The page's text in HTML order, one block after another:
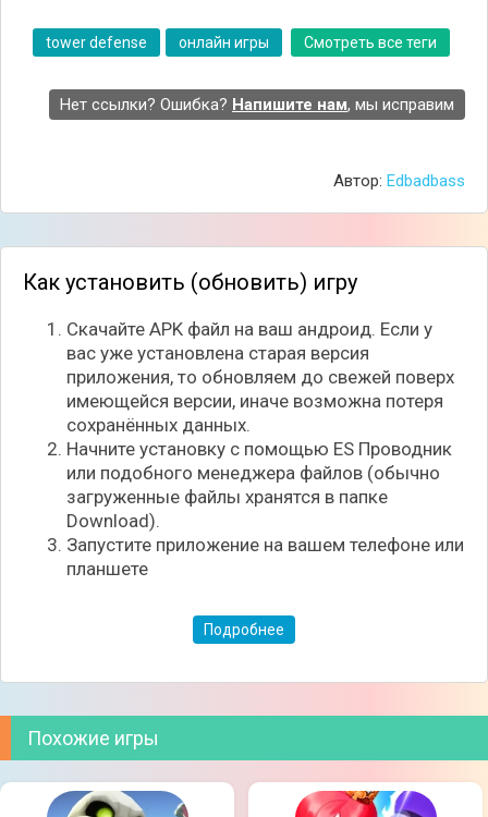
новые юниты, а также получиться прокачивать уже
имеющихся, увеличивая их характеристики и урон.
Помимо защитных сооружений есть несколько
способностей, питомцев и героев, которые можно
использовать в экстренных ситуациях, чтобы
остановить потом движущихся на вас врагов!
Особенности игры:
Красочная графика с эпичными эффектами;
Десятки видов юнитов;
Множество разнообразных уровней;
Сражения с боссами;
Возможность участвовать в турнирах.
tower defense онлайн игры Смотреть все теги
Нет ссылки? Ошибка? Напишите нам, мы исправим
Автор: Edbadbass
Как установить (обновить) игру
Скачайте APK файл на ваш андроид. Если у
вас уже установлена старая версия
приложения, то обновляем до свежей поверх
имеющейся версии, иначе возможна потеря
сохранённых данных.
Начните установку с помощью ES Проводник
или подобного менеджера файлов (обычно
загруженные файлы хранятся в папке
Download).
Запустите приложение на вашем телефоне или
планшете
Подробнее
Похожие игры